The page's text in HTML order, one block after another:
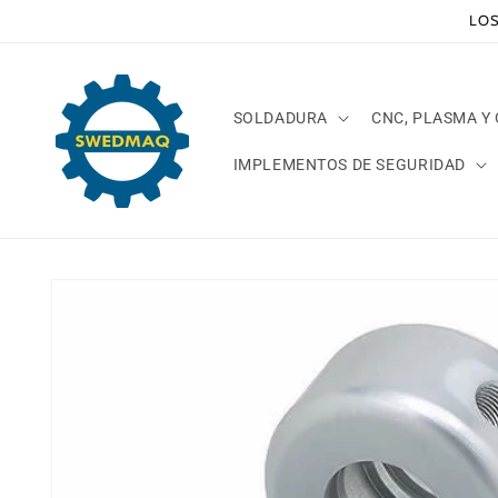
SOLDADURA CNC, PLASMA Y
IMPLEMENTOS DE SEGURIDAD